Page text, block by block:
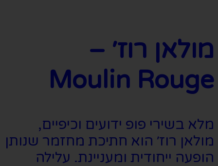
מולאן רוז׳ –
Moulin Rouge
מלא בשירי פופ ידועים וכיפיים,
מולאן רוז׳ הוא חתיכת מחזמר שנותן
הופעה ייחודית ומעניינת. עלילה